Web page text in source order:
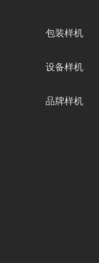
包装样机
设备样机
品牌样机